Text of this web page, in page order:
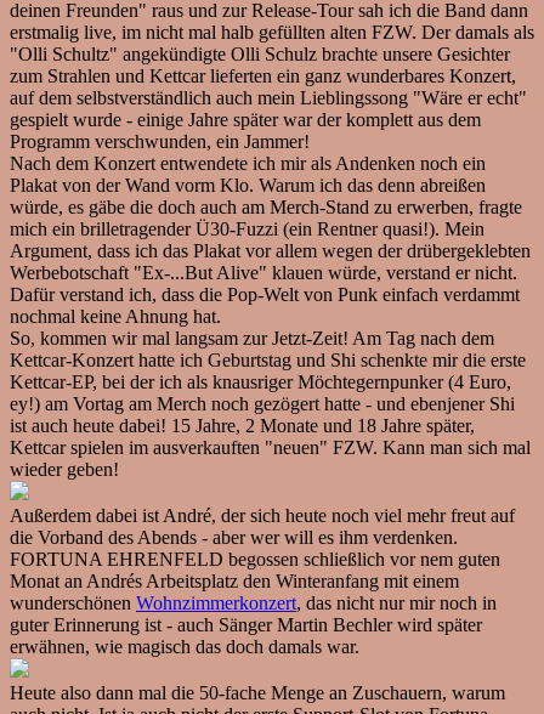
deinen Freunden" raus und zur Release-Tour sah ich die Band dann
erstmalig live, im nicht mal halb gefüllten alten FZW. Der damals als
"Olli Schultz" angekündigte Olli Schulz brachte unsere Gesichter
zum Strahlen und Kettcar lieferten ein ganz wunderbares Konzert,
auf dem selbstverständlich auch mein Lieblingssong "Wäre er echt"
gespielt wurde - einige Jahre später war der komplett aus dem
Programm verschwunden, ein Jammer!
Nach dem Konzert entwendete ich mir als Andenken noch ein
Plakat von der Wand vorm Klo. Warum ich das denn abreißen
würde, es gäbe die doch auch am Merch-Stand zu erwerben, fragte
mich ein brilletragender Ü30-Fuzzi (ein Rentner quasi!). Mein
Argument, dass ich das Plakat vor allem wegen der drübergeklebten
Werbebotschaft "Ex-...But Alive" klauen würde, verstand er nicht.
Dafür verstand ich, dass die Pop-Welt von Punk einfach verdammt
nochmal keine Ahnung hat.
So, kommen wir mal langsam zur Jetzt-Zeit! Am Tag nach dem
Kettcar-Konzert hatte ich Geburtstag und Shi schenkte mir die erste
Kettcar-EP, bei der ich als knausriger Möchtegernpunker (4 Euro,
ey!) am Vortag am Merch noch gezögert hatte - und ebenjener Shi
ist auch heute dabei! 15 Jahre, 2 Monate und 18 Jahre später,
Kettcar spielen im ausverkauften "neuen" FZW. Kann man sich mal
wieder geben!
Außerdem dabei ist André, der sich heute noch viel mehr freut auf
die Vorband des Abends - aber wer will es ihm verdenken.
FORTUNA EHRENFELD begossen schließlich vor nem guten
Monat an Andrés Arbeitsplatz den Winteranfang mit einem
wunderschönen Wohnzimmerkonzert, das nicht nur mir noch in
guter Erinnerung ist - auch Sänger Martin Bechler wird später
erwähnen, wie magisch das doch damals war.
Heute also dann mal die 50-fache Menge an Zuschauern, warum